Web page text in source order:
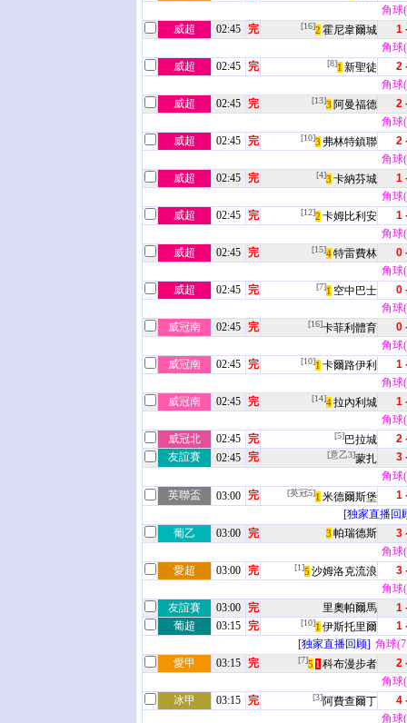
角球
威超
02:45 完 [16]2 霍尼韋爾城
1
角球
威超
02:45 完 [8]1 新聖徒
2
角球
威超
02:45 完 [13]3 阿曼福德
2
角球
威超
02:45 完 [10]3 弗林特鎮聯
2
角球
威超
02:45 完 [4]3 卡納芬城
1
角球
威超
02:45 完 [12]2 卡姆比利安
1
角球
威超
02:45 完 [15]4特雷費林
0
角球
威超
02:45 完 [7]1 空中巴士
0
角球
威冠南
02:45 完 [16]卡菲利體育
0
角球
威冠南
02:45 完 [10]1 卡爾路伊利
1
角球
威冠南
02:45 完 [14]4拉內利城
1
角球
威冠北
02:45 完 [5]巴拉城
2
友誼賽
02:45 完 [意乙3]蒙扎
3
角球
英聯盃
03:00 完 [英冠5]1 米德爾斯堡
1
[独家直播回
葡乙
03:00 完 3 帕瑞德斯
3
角球
愛超
03:00 完 [1]5 沙姆洛克流浪
3
角球
友誼賽
03:00 完 里奧帕爾馬
1
葡超
03:15 完 [10]1 伊斯托里爾
1
[独家直播回顾] 角球
愛甲
03:15 完 [7]5 1 科布漫步者
2
角球
冰甲
03:15 完 [3]阿費查爾丁
4
角球